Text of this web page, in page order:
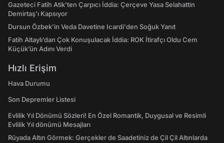
Gazeteci Fatih Atik'ten Çarpıcı İddia: Çerçeve Yasa Selahattin
Demirtaş'ı Kapsıyor
Dursun Özbek'in Veda Davetine Icardi'den Soğuk Yanıt
Fatih Altaylı’dan Çok Konuşulacak İddia: ROK İtirafçı Oldu Cem
Küçük’ün Adını Verdi
Hızlı Erişim
Hava Durumu
Son Depremler Listesi
Evlilik Yıl Dönümü Sözleri! En Özel Romantik, Duygusal ve Resimli
Evlilik Yıl dönümü Mesajları
Rüyada Altın Görmek: Gerçekler de Saadetiniz de Çil Çil Altınlarda